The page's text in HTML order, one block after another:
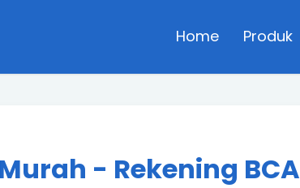
Home Produk
- Rekening BCA